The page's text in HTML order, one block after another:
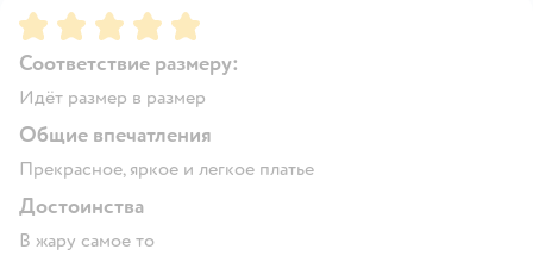
Рейтинг:5
Соответствие размеру:
Идёт размер в размер
Общие впечатления
Прекрасное, яркое и легкое платье
Достоинства
В жару самое то